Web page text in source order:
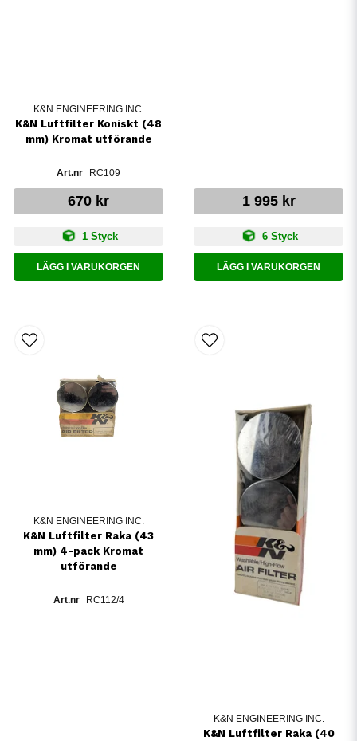
K&N ENGINEERING INC.
K&N Luftfilter Koniskt (48
mm) Kromat utförande
RC109
670 kr
1 Styck
LÄGG I VARUKORGEN
1 995 kr
6 Styck
LÄGG I VARUKORGEN
K&N ENGINEERING INC.
K&N Luftfilter Raka (43
mm) 4-pack Kromat
utförande
RC112/4
K&N ENGINEERING INC.
K&N Luftfilter Raka (40